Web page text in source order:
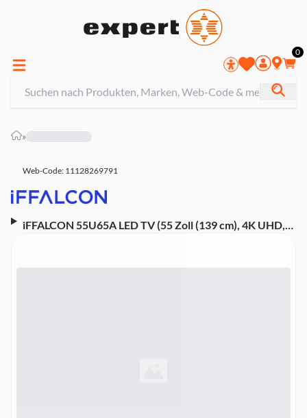
0
»
Web-Code: 11128269791
iFFALCON 55U65A LED TV (55 Zoll (139 cm), 4K UHD,